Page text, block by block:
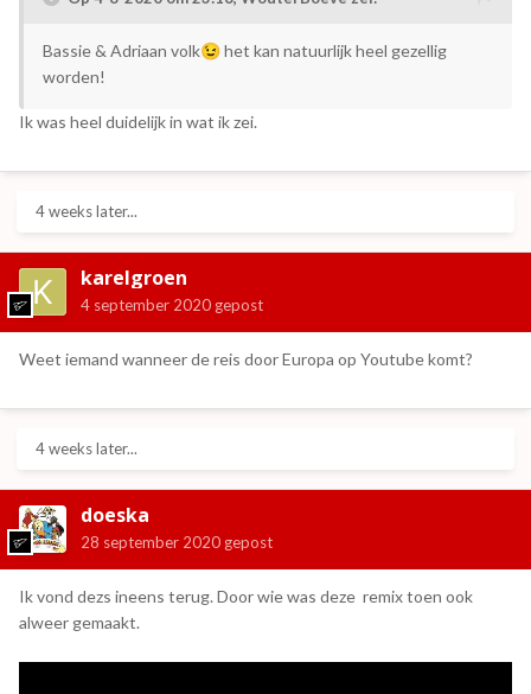
Bassie & Adriaan volk😉het kan natuurlijk heel gezellig
worden!
Ik was heel duidelijk in wat ik zei.
4 weeks later...
karelgroen
4 september 2020 gepost
Weet iemand wanneer de reis door Europa op Youtube komt?
4 weeks later...
doeska
28 september 2020 gepost
Ik vond dezs ineens terug. Door wie was deze remix toen ook
alweer gemaakt.